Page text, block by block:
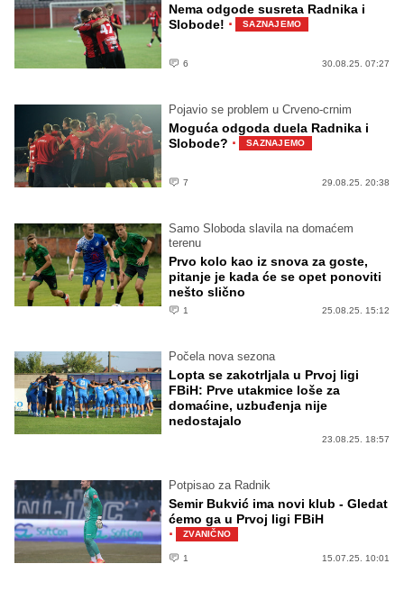
Nema odgode susreta Radnika i
Slobode! · SAZNAJEMO
6 30.08.25. 07:27
Pojavio se problem u Crveno-crnim
Moguća odgoda duela Radnika i
Slobode? · SAZNAJEMO
7 29.08.25. 20:38
Samo Sloboda slavila na domaćem
terenu
Prvo kolo kao iz snova za goste,
pitanje je kada će se opet ponoviti
nešto slično
1 25.08.25. 15:12
Počela nova sezona
Lopta se zakotrljala u Prvoj ligi
FBiH: Prve utakmice loše za
domaćine, uzbuđenja nije
nedostajalo
23.08.25. 18:57
Potpisao za Radnik
Semir Bukvić ima novi klub - Gledat
ćemo ga u Prvoj ligi FBiH
· ZVANIČNO
1 15.07.25. 10:01